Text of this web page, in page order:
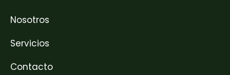
Nosotros
Servicios
Contacto